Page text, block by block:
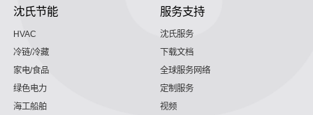
沈氏节能
HVAC
冷链/冷藏
家电/食品
绿色电力
海工船舶
服务支持
沈氏服务
下载文档
全球服务网络
定制服务
视频